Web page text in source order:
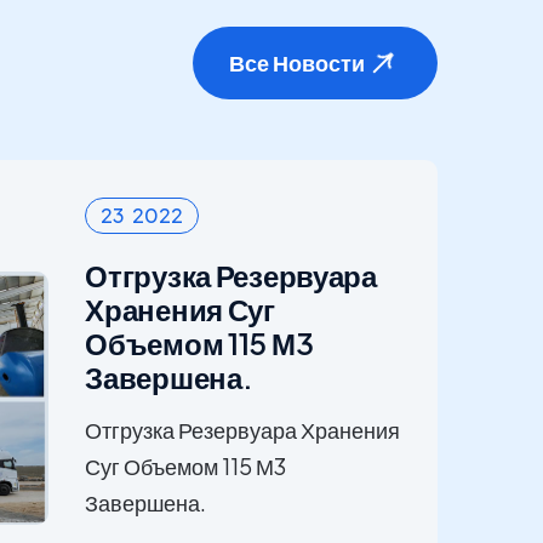
Все Новости
23 2022
Отгрузка Резервуара
Хранения Суг
Объемом 115 М3
Завершена.
Отгрузка Резервуара Хранения
Суг Объемом 115 М3
Завершена.